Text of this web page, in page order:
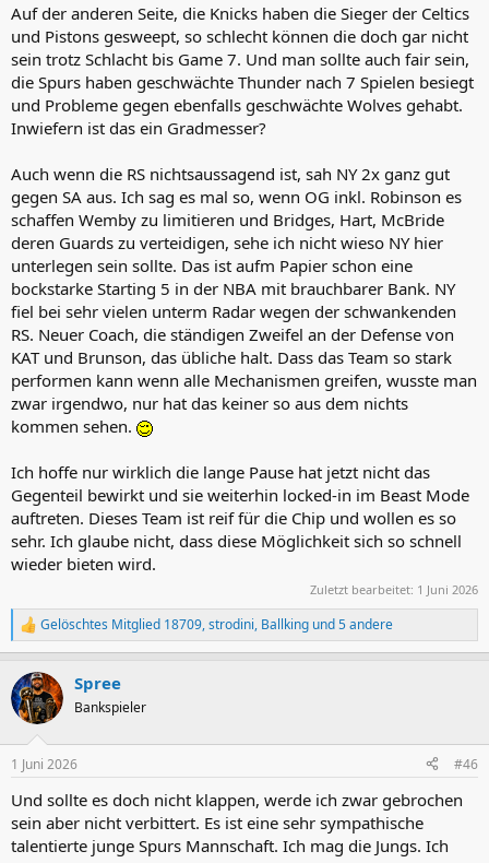
Auf der anderen Seite, die Knicks haben die Sieger der Celtics
und Pistons gesweept, so schlecht können die doch gar nicht
sein trotz Schlacht bis Game 7. Und man sollte auch fair sein,
die Spurs haben geschwächte Thunder nach 7 Spielen besiegt
und Probleme gegen ebenfalls geschwächte Wolves gehabt.
Inwiefern ist das ein Gradmesser?
Auch wenn die RS nichtsaussagend ist, sah NY 2x ganz gut
gegen SA aus. Ich sag es mal so, wenn OG inkl. Robinson es
schaffen Wemby zu limitieren und Bridges, Hart, McBride
deren Guards zu verteidigen, sehe ich nicht wieso NY hier
unterlegen sein sollte. Das ist aufm Papier schon eine
bockstarke Starting 5 in der NBA mit brauchbarer Bank. NY
fiel bei sehr vielen unterm Radar wegen der schwankenden
RS. Neuer Coach, die ständigen Zweifel an der Defense von
KAT und Brunson, das übliche halt. Dass das Team so stark
performen kann wenn alle Mechanismen greifen, wusste man
zwar irgendwo, nur hat das keiner so aus dem nichts
kommen sehen.
Ich hoffe nur wirklich die lange Pause hat jetzt nicht das
Gegenteil bewirkt und sie weiterhin locked-in im Beast Mode
auftreten. Dieses Team ist reif für die Chip und wollen es so
sehr. Ich glaube nicht, dass diese Möglichkeit sich so schnell
wieder bieten wird.
Zuletzt bearbeitet: 1 Juni 2026
R
e
k
t
i
e
:
Gelöschtes Mitglied 18709,strodini, Ballking und 5 andere
Spree
Bankspieler
1 Juni 2026 #46
Und sollte es doch nicht klappen, werde ich zwar gebrochen
sein aber nicht verbittert. Es ist eine sehr sympathische
talentierte junge Spurs Mannschaft. Ich mag die Jungs. Ich